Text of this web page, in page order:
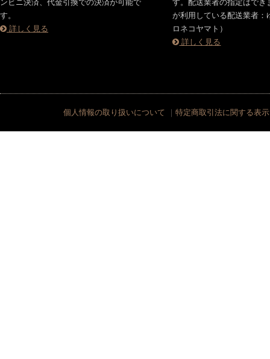
ンビニ決済、代金引換での決済が可能で
す。
詳しく見る
す。配送業者の指定はでき
が利用している配送業者：
ロネコヤマト）
詳しく見る
個人情報の取り扱いについて ｜ 特定商取引法に関する表示